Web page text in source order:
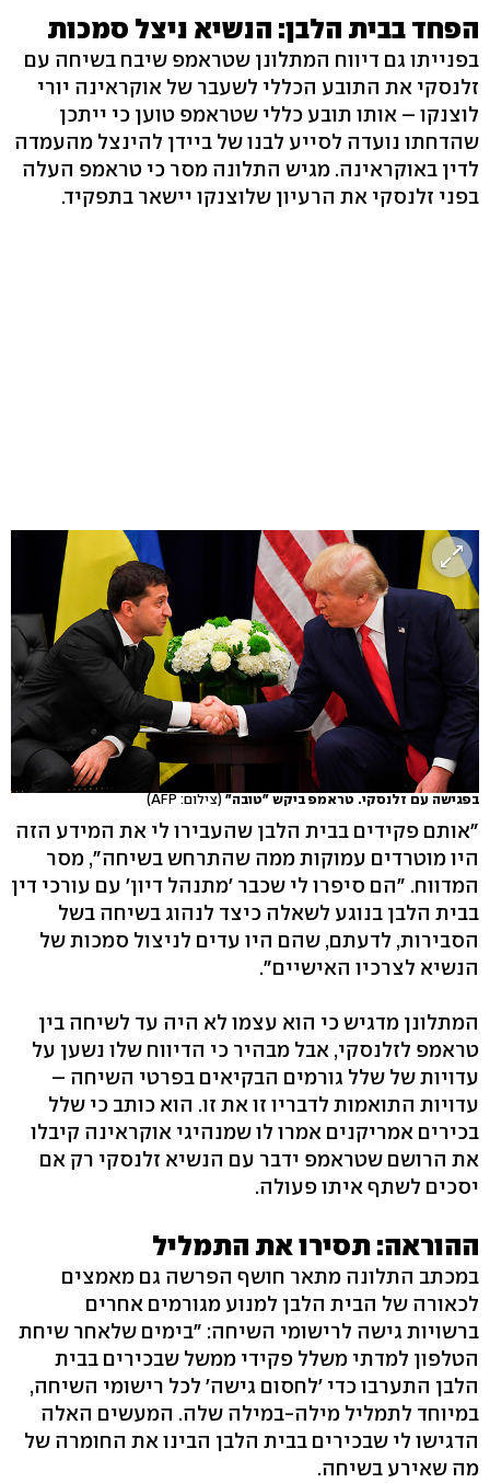
הפחד בבית הלבן: הנשיא ניצל סמכות
בפנייתו גם דיווח המתלונן שטראמפ שיבח בשיחה עם
זלנסקי את התובע הכללי לשעבר של אוקראינה יורי
לוצנקו – אותו תובע כללי שטראמפ טוען כי ייתכן
שהדחתו נועדה לסייע לבנו של ביידן להינצל מהעמדה
לדין באוקראינה. מגיש התלונה מסר כי טראמפ העלה
בפני זלנסקי את הרעיון שלוצנקו יישאר בתפקיד.
בפגישה עם זלנסקי. טראמפ ביקש "טובה" (צילום: AFP)
"אותם פקידים בבית הלבן שהעבירו לי את המידע הזה
היו מוטרדים עמוקות ממה שהתרחש בשיחה", מסר
המדווח. "הם סיפרו לי שכבר 'מתנהל דיון' עם עורכי דין
בבית הלבן בנוגע לשאלה כיצד לנהוג בשיחה בשל
הסבירות, לדעתם, שהם היו עדים לניצול סמכות של
הנשיא לצרכיו האישיים".
המתלונן מדגיש כי הוא עצמו לא היה עד לשיחה בין
טראמפ לזלנסקי, אבל מבהיר כי הדיווח שלו נשען על
עדויות של שלל גורמים הבקיאים בפרטי השיחה –
עדויות התואמות לדבריו זו את זו. הוא כותב כי שלל
בכירים אמריקנים אמרו לו שמנהיגי אוקראינה קיבלו
את הרושם שטראמפ ידבר עם הנשיא זלנסקי רק אם
יסכים לשתף איתו פעולה.
ההוראה: תסירו את התמליל
במכתב התלונה מתאר חושף הפרשה גם מאמצים
לכאורה של הבית הלבן למנוע מגורמים אחרים
ברשויות גישה לרישומי השיחה: "בימים שלאחר שיחת
הטלפון למדתי משלל פקידי ממשל שבכירים בבית
הלבן התערבו כדי 'לחסום גישה' לכל רישומי השיחה,
במיוחד לתמליל מילה-במילה שלה. המעשים האלה
הדגישו לי שבכירים בבית הלבן הבינו את החומרה של
מה שאירע בשיחה.